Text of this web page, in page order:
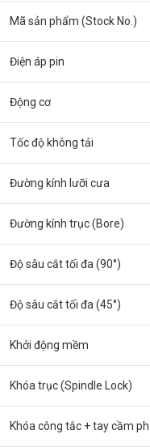
Mã sản phẩm (Stock No.)
Điện áp pin
Động cơ
Tốc độ không tải
Đường kính lưỡi cưa
Đường kính trục (Bore)
Độ sâu cắt tối đa (90°)
Độ sâu cắt tối đa (45°)
Khởi động mềm
Khóa trục (Spindle Lock)
Khóa công tắc + tay cầm